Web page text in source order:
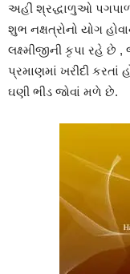
અહીં શ્રદ્ધાળુઓ
શુભ નક્ષત્રોનો યોગ
લક્ષ્મીજીની કૃપા રહે છે ,
પ્રમાણમાં ખરીદી કરતાં
ઘણી ભીડ જોવાં મળે છે.